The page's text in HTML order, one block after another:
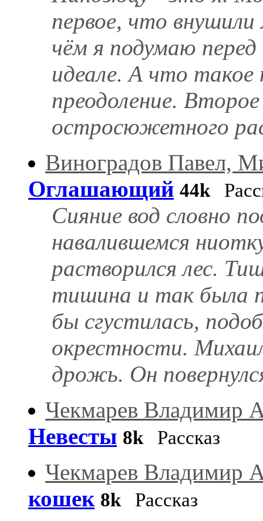
первое, что
чём я подумаю
идеале. А что такое
преодоление.
остросюжетного
Виноградов Павел,
Оглашающий 44k
Сияние вод словно
навалившемся
растворился лес.
тишина и так была
бы сгустилась,
окрестности.
дрожь. Он
Чекмарев Владимир
Невесты 8kРассказ
Чекмарев Владимир
кошек 8kРассказ